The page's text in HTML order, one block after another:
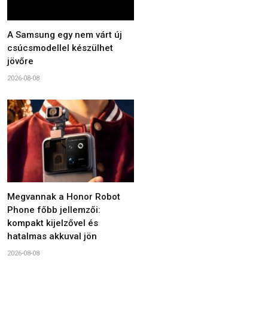
A Samsung egy nem várt új
csúcsmodellel készülhet
jövőre
2026-08-08
Megvannak a Honor Robot
Phone főbb jellemzői:
kompakt kijelzővel és
hatalmas akkuval jön
2026-08-08